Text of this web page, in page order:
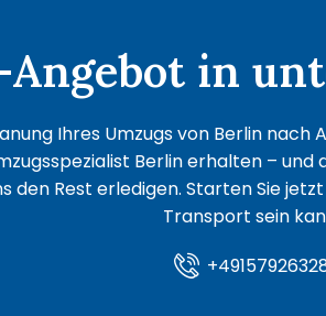
Angebot in
Ihres Umzugs von Berlin
Berlin erhalten – und
den Rest erledigen. Starten Sie
Transport sein